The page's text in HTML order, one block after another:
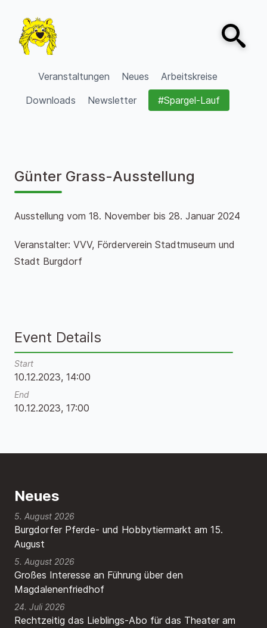
VVV Burgdorf
Veranstaltungen Neues
Arbeitskreise
Downloads
Newsletter #Spargel-Lauf
Open
Günter Grass-Ausstellung
Ausstellung vom 18. November bis 28. Januar 2024
Veranstalter: VVV, Förderverein Stadtmuseum und
Stadt Burgdorf
Event Details
Start
10.12.2023, 14:00
End
10.12.2023, 17:00
Neues
Burgdorfer Pferde- und Hobbytiermarkt am 15.
August
5. August 2026
Großes Interesse an Führung über den
Magdalenenfriedhof
5. August 2026
Rechtzeitig das Lieblings-Abo für das Theater am
24. Juli 2026